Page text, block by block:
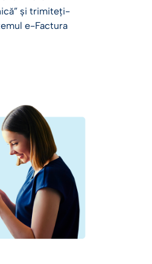
și trimiteți-
e-Factura